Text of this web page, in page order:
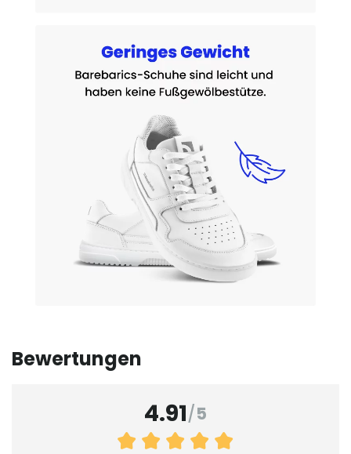
Bewertungen
4.91/5